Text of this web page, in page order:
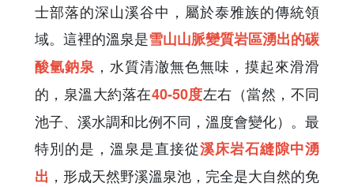
士部落的深山溪谷中，屬於泰雅族的傳統領
域。這裡的溫泉是雪山山脈變質岩區湧出的碳
酸氫鈉泉 ，水質清澈無色無味，摸起來滑滑
的，泉溫大約落在40-50度左右（當然，不同
池子、溪水調和比例不同，溫度會變化）。最
特別的是，溫泉是直接從溪床岩石縫隙中湧
出 ，形成天然野溪溫泉池，完全是大自然的免